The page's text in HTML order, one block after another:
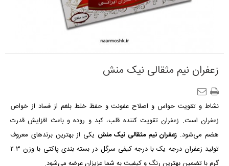
زعفران نیم مثقالی نیک منش
نشاط و تقویت حواس و اصلاح عفونت و حفظ خلط بلغم از فساد از خواص
زعفران است. زعفران تقویت کننده قلب، کبد و روده و باعث افزایش قدرت
هضم می‌شود. زعفران نیم مثقالی نیک منش یکی از بهترین برندهای معروف
تولید زعفران درجه یک با درجه کیفی سرگل در بسته بندی پاکتی با وزن ۲.۳
گرم با تضمین بهترین رنگ و کیفیت به شما عزیزان عرضه می‌شود.